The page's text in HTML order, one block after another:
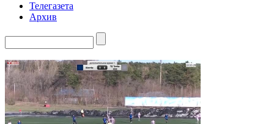
Телегазета
Архив